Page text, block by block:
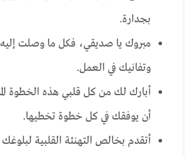
بجدارة.
مبروك يا صديقي، فكل ما وصلت
وتفانيك في العمل.
أبارك لك من كل قلبي هذه الخطوة
أن يوفقك في كل خطوة تخطيها.
أتقدم بخالص التهنئة القلبية